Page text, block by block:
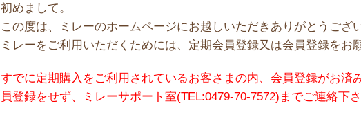
初めまして。
この度は、ミレーのホームページにお越しいただきありがとうござ
ミレーをご利用いただくためには、定期会員登録又は会員登録をお
すでに定期購入をご利用されているお客さまの内、会員登録がお済
員登録をせず、ミレーサポート室(TEL:0479-70-7572)までご連絡下さ